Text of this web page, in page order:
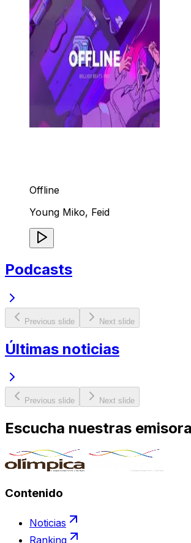
Offline
Young Miko, Feid
Podcasts
Previous slide Next slide
Últimas noticias
Previous slide Next slide
Escucha nuestras
Contenido
Noticias
Ranking